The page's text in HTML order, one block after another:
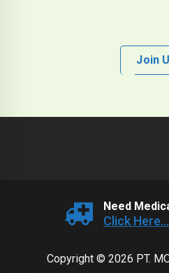
Join
Need
Click
Copyright © 2026 PT.